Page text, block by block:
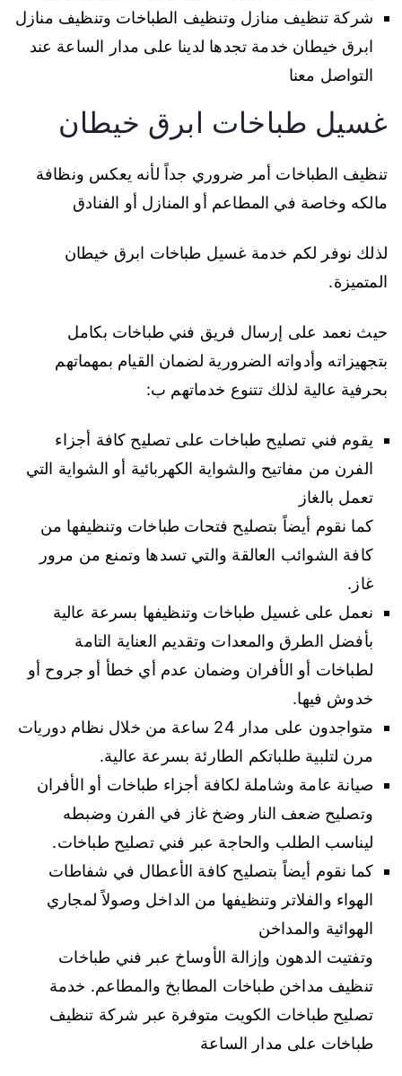
شركة تنظيف منازل وتنظيف الطباخات وتنظيف منازل
ابرق خيطان خدمة تجدها لدينا على مدار الساعة عند
التواصل معنا
غسيل طباخات ابرق خيطان
تنظيف الطباخات أمر ضروري جداً لأنه يعكس ونظافة
مالكه وخاصة في المطاعم أو المنازل أو الفنادق
لذلك نوفر لكم خدمة غسيل طباخات ابرق خيطان
المتميزة.
حيث نعمد على إرسال فريق فني طباخات بكامل
بتجهيزاته وأدواته الضرورية لضمان القيام بمهماتهم
بحرفية عالية لذلك تتنوع خدماتهم ب:
يقوم فني تصليح طباخات على تصليح كافة أجزاء
الفرن من مفاتيح والشواية الكهربائية أو الشواية التي
تعمل بالغاز
كما نقوم أيضاً بتصليح فتحات طباخات وتنظيفها من
كافة الشوائب العالقة والتي تسدها وتمنع من مرور
غاز.
نعمل على غسيل طباخات وتنظيفها بسرعة عالية
بأفضل الطرق والمعدات وتقديم العناية التامة
لطباخات أو الأفران وضمان عدم أي خطأ أو جروح أو
خدوش فيها.
متواجدون على مدار 24 ساعة من خلال نظام دوريات
مرن لتلبية طلباتكم الطارئة بسرعة عالية.
صيانة عامة وشاملة لكافة أجزاء طباخات أو الأفران
وتصليح ضعف النار وضخ غاز في الفرن وضبطه
ليناسب الطلب والحاجة عبر فني تصليح طباخات.
كما نقوم أيضاً بتصليح كافة الأعطال في شفاطات
الهواء والفلاتر وتنظيفها من الداخل وصولاً لمجاري
الهوائية والمداخن
وتفتيت الدهون وإزالة الأوساخ عبر فني طباخات
تنظيف مداخن طباخات المطابخ والمطاعم. خدمة
تصليح طباخات الكويت متوفرة عبر شركة تنظيف
طباخات على مدار الساعة